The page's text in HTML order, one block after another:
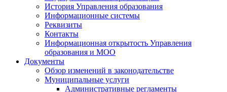
История Управления образования
Информационные системы
Реквизиты
Контакты
Информационная открытость Управления
образования и МОО
Документы
Обзор изменений в законодательстве
Муниципальные услуги
Административные регламенты